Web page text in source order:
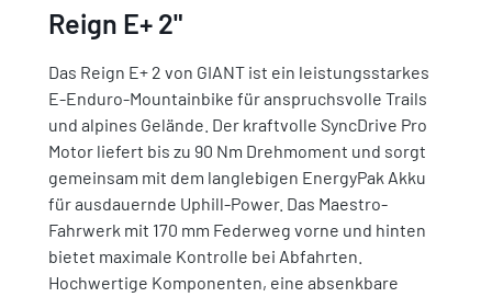
Reign E+ 2"
Das Reign E+ 2 von GIANT ist ein leistungsstarkes
E-Enduro-Mountainbike für anspruchsvolle Trails
und alpines Gelände. Der kraftvolle SyncDrive Pro
Motor liefert bis zu 90 Nm Drehmoment und sorgt
gemeinsam mit dem langlebigen EnergyPak Akku
für ausdauernde Uphill-Power. Das Maestro-
Fahrwerk mit 170 mm Federweg vorne und hinten
bietet maximale Kontrolle bei Abfahrten.
Hochwertige Komponenten, eine absenkbare